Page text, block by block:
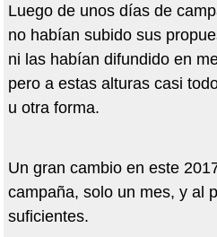
Luego de unos días de
no habían subido sus
ni las habían difundido en
pero a estas alturas casi
u otra forma.
Un gran cambio en este
campaña, solo un mes, y al
suficientes.